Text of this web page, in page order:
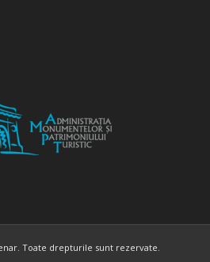
Toate drepturile sunt rezervate.